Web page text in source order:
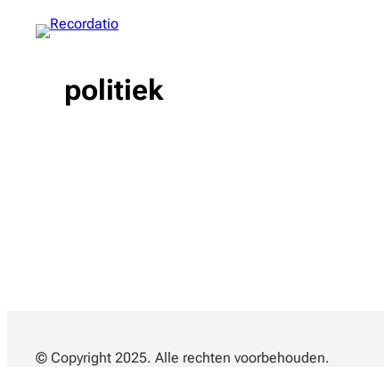
politiek
© Copyright 2025. Alle rechten voorbehouden.